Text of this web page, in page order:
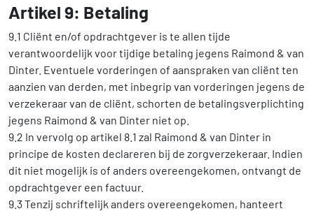
Artikel 9: Betaling
9.1 Cliënt en/of opdrachtgever is te allen tijde
verantwoordelijk voor tijdige betaling jegens Raimond & van
Dinter. Eventuele vorderingen of aanspraken van cliënt ten
aanzien van derden, met inbegrip van vorderingen jegens de
verzekeraar van de cliënt, schorten de betalingsverplichting
jegens Raimond & van Dinter niet op.
9.2 In vervolg op artikel 8.1 zal Raimond & van Dinter in
principe de kosten declareren bij de zorgverzekeraar. Indien
dit niet mogelijk is of anders overeengekomen, ontvangt de
opdrachtgever een factuur.
9.3 Tenzij schriftelijk anders overeengekomen, hanteert